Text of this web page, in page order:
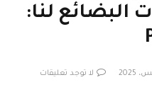
البضائع لنا:
لا توجد تعليقات